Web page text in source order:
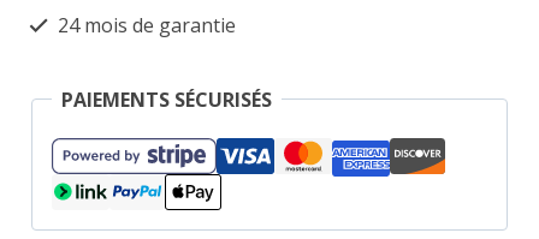
en
4
24 mois de garantie
PAIEMENTS SÉCURISÉS